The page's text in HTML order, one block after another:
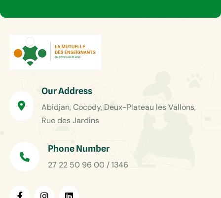
Our Address
Abidjan, Cocody, Deux-Plateau les Vallons,
Rue des Jardins
Phone Number
27 22 50 96 00 / 1346